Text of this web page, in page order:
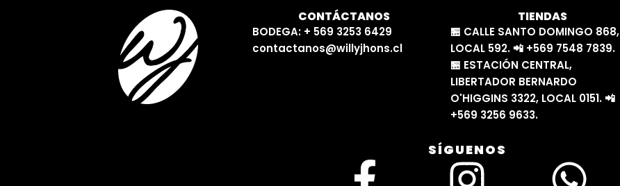
CONTÁCTANOS
BODEGA: + 569 3253 6429
contactanos@willyjhons.cl
TIENDAS
🏪 CALLE SANTO DOMINGO 868,
LOCAL 592. 📲 +569 7548 7839.
🏪 ESTACIÓN CENTRAL,
LIBERTADOR BERNARDO
O'HIGGINS 3322, LOCAL 0151. 📲
+569 3256 9633.
SÍGUENOS